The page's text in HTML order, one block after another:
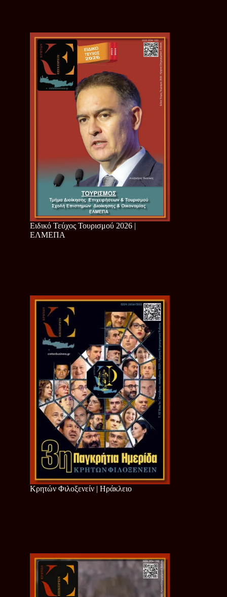
Ειδικό Τεύχος Τουρισμού 2026 |
ΕΛΜΕΠΑ
Κρητών Φιλοξενείν | Ηράκλειο